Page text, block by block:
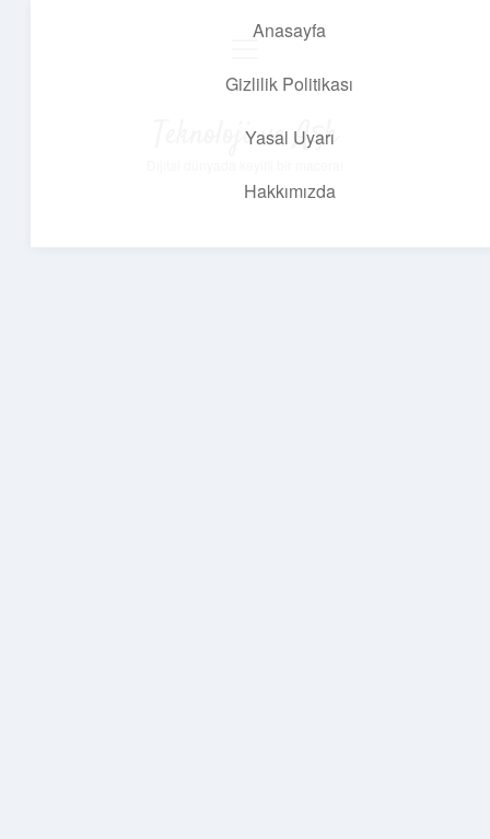
Anasayfa
Gizlilik Politikası
Yasal Uyarı
Hakkımızda
Teknoloji ve Aşk